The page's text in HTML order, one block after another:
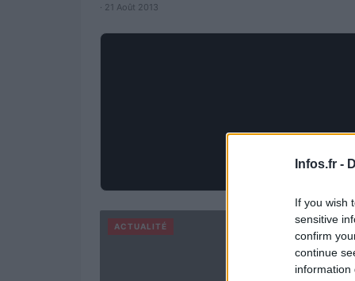
Infos.fr -
If you wish
sensitive
confirm
continue
information
· 21 Août 2013
ACTUALITÉ